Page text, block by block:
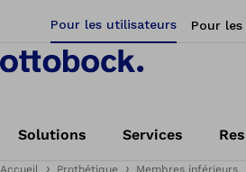
Pour les utilisateurs Pour
Solutions Services
Accueil Prothétique Membres inférieurs